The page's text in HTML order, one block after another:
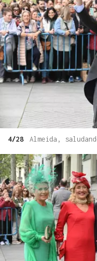
4/28 Almeida,